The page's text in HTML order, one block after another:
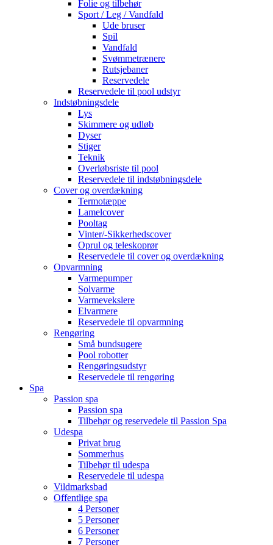
Folie og tilbehør
Sport / Leg / Vandfald
Ude bruser
Spil
Vandfald
Svømmetrænere
Rutsjebaner
Reservedele
Reservedele til pool udstyr
Indstøbningsdele
Lys
Skimmere og udløb
Dyser
Stiger
Teknik
Overløbsriste til pool
Reservedele til indstøbningsdele
Cover og overdækning
Termotæppe
Lamelcover
Pooltag
Vinter/-Sikkerhedscover
Oprul og teleskoprør
Reservedele til cover og overdækning
Opvarmning
Varmepumper
Solvarme
Varmevekslere
Elvarmere
Reservedele til opvarmning
Rengøring
Små bundsugere
Pool robotter
Rengøringsudstyr
Reservedele til rengøring
Spa
Passion spa
Passion spa
Tilbehør og reservedele til Passion Spa
Udespa
Privat brug
Sommerhus
Tilbehør til udespa
Reservedele til udespa
Vildmarksbad
Offentlige spa
4 Personer
5 Personer
6 Personer
7 Personer